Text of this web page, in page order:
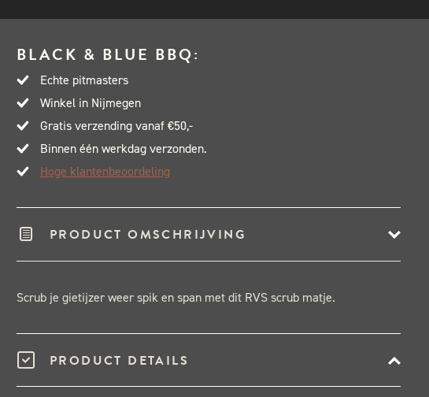
BLACK & BLUE BBQ:
Echte pitmasters
Winkel in Nijmegen
Gratis verzending vanaf €50,-
Binnen één werkdag verzonden.
Hoge klantenbeoordeling
PRODUCT OMSCHRIJVING
Scrub je gietijzer weer spik en span met dit RVS scrub matje.
PRODUCT DETAILS